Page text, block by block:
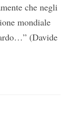
che negli
mondiale
(Davide